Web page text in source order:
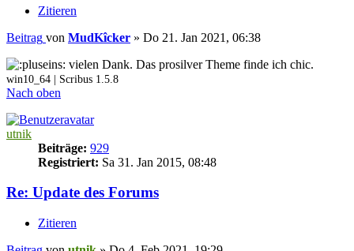
Zitieren
Beitrag von MudKîcker » Do 21. Jan 2021, 06:38
vielen Dank. Das prosilver Theme finde ich chic.
win10_64 | Scribus 1.5.8
Nach oben
utnik
Beiträge: 929
Registriert: Sa 31. Jan 2015, 08:48
Re: Update des Forums
Zitieren